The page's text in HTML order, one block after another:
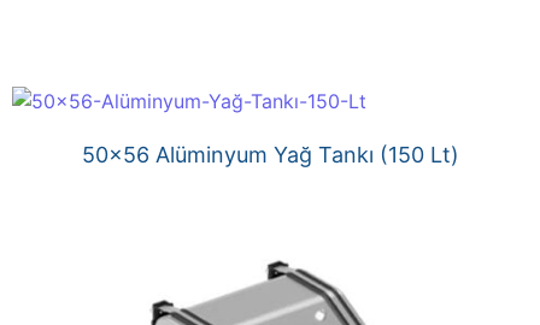
50×56 Alüminyum Yağ Tankı (150 Lt)